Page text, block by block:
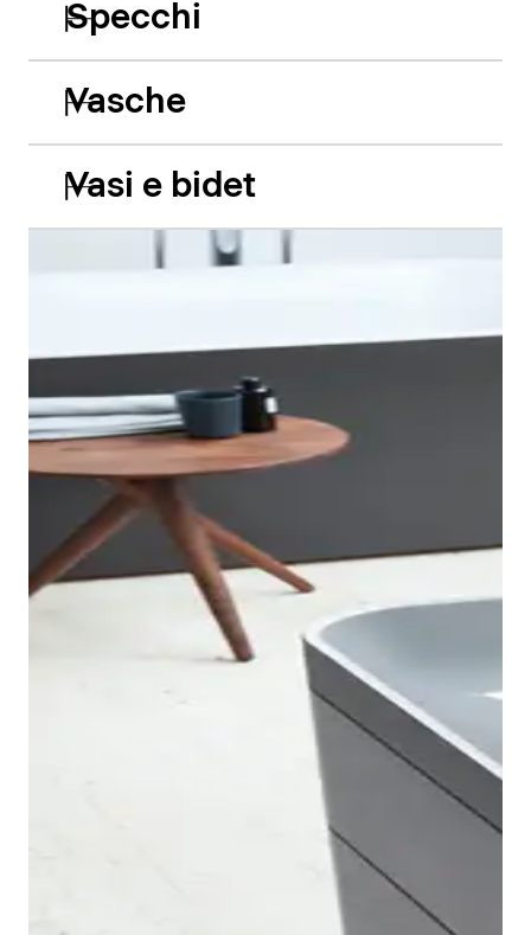
Specchi
Vasche
Gli angoli delicati e arrotondati caratterizzano anche
le vasche da bagno Happy D.2 e conferiscono alla
serie un linguaggio formale inconfondibile e
Le vasche sono disponibili nella versione da incasso
oltre che nei modelli centro stanza, da appoggio a
parete e angolare con pannello acrilico integrato in
bianco lucido. Il design accattivante, le dimensioni
esterne compatte e i diversi modelli offrono flessibilità
Vasi e bidet